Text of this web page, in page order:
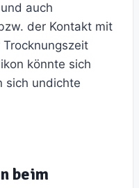
auch
der Kontakt mit
könnte sich
sich undichte
beim